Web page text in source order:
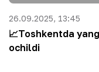
26.09.2025, 13:45
📈Toshkentda
ochildi